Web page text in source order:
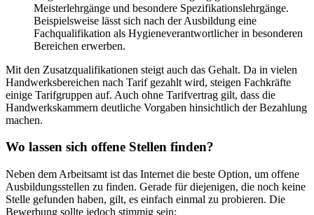
Meisterlehrgänge und besondere Spezifikationslehrgänge.
Beispielsweise lässt sich nach der Ausbildung eine
Fachqualifikation als Hygieneverantwortlicher in besonderen
Bereichen erwerben.
Mit den Zusatzqualifikationen steigt auch das Gehalt. Da in vielen
Handwerksbereichen nach Tarif gezahlt wird, steigen Fachkräfte
einige Tarifgruppen auf. Auch ohne Tarifvertrag gilt, dass die
Handwerkskammern deutliche Vorgaben hinsichtlich der Bezahlung
machen.
Wo lassen sich offene Stellen finden?
Neben dem Arbeitsamt ist das Internet die beste Option, um offene
Ausbildungsstellen zu finden. Gerade für diejenigen, die noch keine
Stelle gefunden haben, gilt, es einfach einmal zu probieren. Die
Bewerbung sollte jedoch stimmig sein: